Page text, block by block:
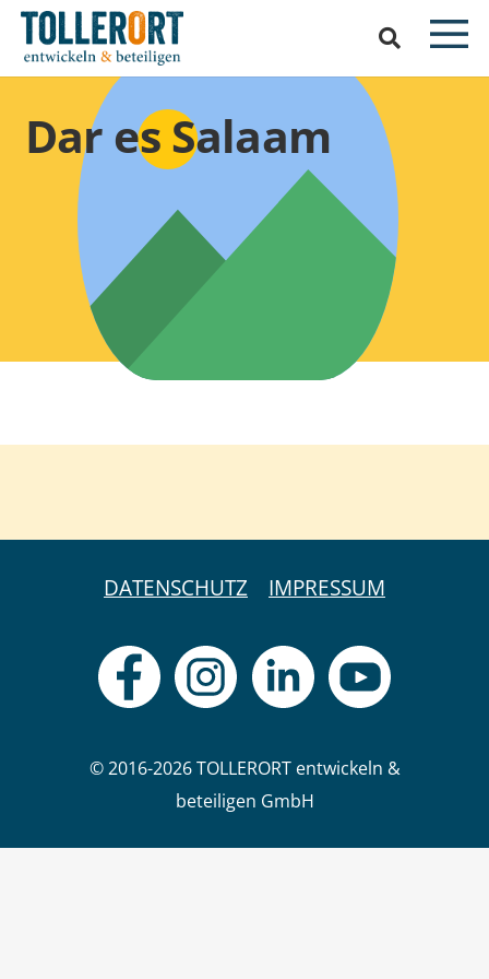
Dar es Salaam
DATENSCHUTZ IMPRESSUM
© 2016-2026 TOLLERORT entwickeln &
beteiligen GmbH